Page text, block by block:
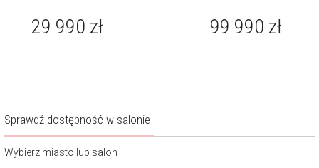
29 990 zł 99 990 zł
Sprawdź dostępność w salonie
Wybierz miasto lub salon